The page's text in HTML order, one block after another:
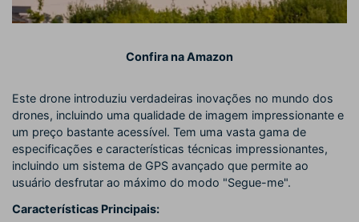
Confira na Amazon
Este drone introduziu verdadeiras inovações no mundo dos
drones, incluindo uma qualidade de imagem impressionante e
um preço bastante acessível. Tem uma vasta gama de
especificações e características técnicas impressionantes,
incluindo um sistema de GPS avançado que permite ao
usuário desfrutar ao máximo do modo "Segue-me".
Características Principais: